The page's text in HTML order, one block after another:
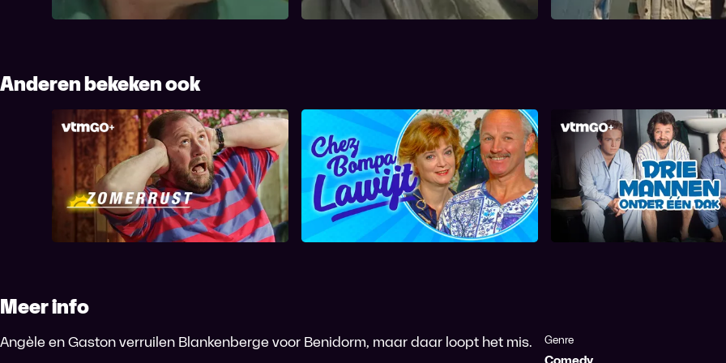
vakantiebestemming te kiezen.
behulpzaam.
Anderen bekeken ook
Zomerrust Chez Bompa Lawijt Drie Mannen Onder
Meer info
Angèle en Gaston verruilen Blankenberge voor Benidorm, maar daar loopt het mis. Genre